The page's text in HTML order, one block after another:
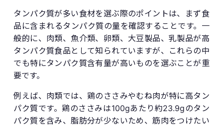
タンパク質が多い食材を選ぶ際のポイントは、まず食
品に含まれるタンパク質の量を確認することです。一
般的に、肉類、魚介類、卵類、大豆製品、乳製品が高
タンパク質食品として知られていますが、これらの中
でも特にタンパク質含有量が高いものを選ぶことが重
要です。
例えば、肉類では、鶏のささみやむね肉が特に高タン
パク質です。鶏のささみは100gあたり約23.9gのタン
パク質を含み、脂肪分が少ないため、筋肉をつけたい